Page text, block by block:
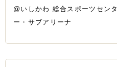
@いしかわ 総合スポーツセンタ
ー・サブアリーナ